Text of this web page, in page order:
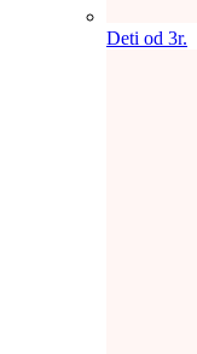
Deti od 3r.